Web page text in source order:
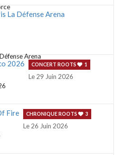
Arena
CONCERT ROOTS 1
Le 29 Juin 2026
CHRONIQUE ROOTS 3
Le 26 Juin 2026